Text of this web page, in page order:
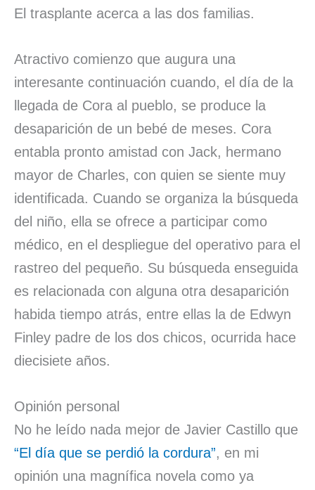
El trasplante acerca a las dos familias.
Atractivo comienzo que augura una
interesante continuación cuando, el día de la
llegada de Cora al pueblo, se produce la
desaparición de un bebé de meses. Cora
entabla pronto amistad con Jack, hermano
mayor de Charles, con quien se siente muy
identificada. Cuando se organiza la búsqueda
del niño, ella se ofrece a participar como
médico, en el despliegue del operativo para el
rastreo del pequeño. Su búsqueda enseguida
es relacionada con alguna otra desaparición
habida tiempo atrás, entre ellas la de Edwyn
Finley padre de los dos chicos, ocurrida hace
diecisiete años.
Opinión personal
No he leído nada mejor de Javier Castillo que
“El día que se perdió la cordura”, en mi
opinión una magnífica novela como ya